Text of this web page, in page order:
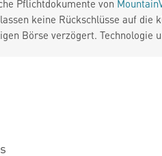
Pflichtdokumente von
keine Rückschlüsse auf die
Börse verzögert. Technologie